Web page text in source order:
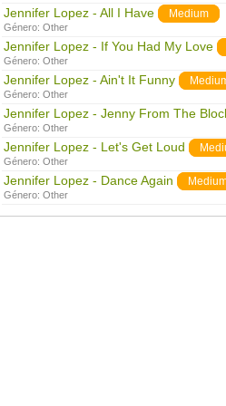
Jennifer Lopez - All I Have Medium
Género: Other
Jennifer Lopez - If You Had My Love
Género: Other
Jennifer Lopez - Ain't It Funny
Género: Other
Jennifer Lopez - Jenny From The
Género: Other
Jennifer Lopez - Let's Get Loud
Género: Other
Jennifer Lopez - Dance Again
Género: Other